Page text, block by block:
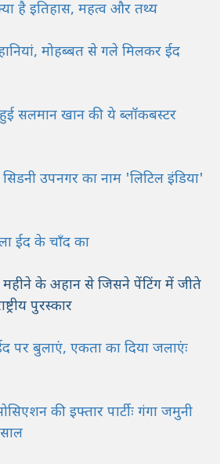
है इतिहास, महत्व और तथ्य
मोहब्बत से गले मिलकर ईद
सलमान खान की ये ब्लॉकबस्टर
सिडनी उपनगर का नाम 'लिटिल इंडिया'
ईद के चाँद का
महीने के अहान से जिसने पेंटिंग में जीते
पुरस्कार
पर बुलाएं, एकता का दिया जलाएंः
की इफ्तार पार्टीः गंगा जमुनी